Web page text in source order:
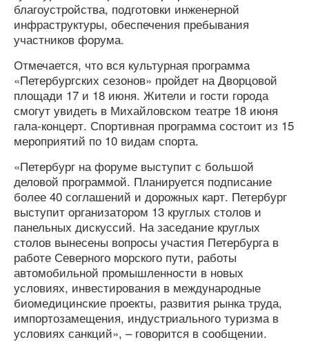
благоустройства, подготовки инженерной
инфраструктуры, обеспечения пребывания
участников форума.
Отмечается, что вся культурная программа
«Петербургских сезонов» пройдет на Дворцовой
площади 17 и 18 июня. Жители и гости города
смогут увидеть в Михайловском театре 18 июня
гала-концерт. Спортивная программа состоит из 15
мероприятий по 10 видам спорта.
«Петербург на форуме выступит с большой
деловой программой. Планируется подписание
более 40 соглашений и дорожных карт. Петербург
выступит организатором 13 круглых столов и
панельных дискуссий. На заседание круглых
столов вынесены вопросы участия Петербурга в
работе Северного морского пути, работы
автомобильной промышленности в новых
условиях, инвестирования в международные
биомедицинские проекты, развития рынка труда,
импортозамещения, индустриального туризма в
условиях санкций», – говорится в сообщении.